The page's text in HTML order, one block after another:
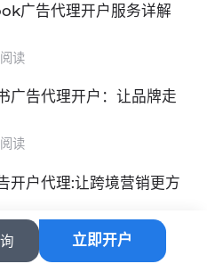
广告代理开户服务详解
读
广告代理开户：让品牌走
读
开户代理:让跨境营销更方
读
立即开户